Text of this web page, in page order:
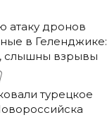
атаку дронов
в Геленджике:
слышны взрывы